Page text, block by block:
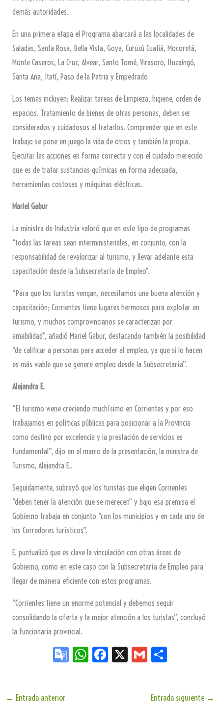
demás autoridades.
En una primera etapa el Programa abarcará a las localidades de
Saladas, Santa Rosa, Bella Vista, Goya, Curuzú Cuatiá, Mocoretá,
Monte Caseros, La Cruz, Alvear, Santo Tomé, Virasoro, Ituzaingó,
Santa Ana, Itatí, Paso de la Patria y Empedrado
Los temas incluyen: Realizar tareas de Limpieza, higiene, orden de
espacios. Tratamiento de bienes de otras personas, deben ser
considerados y cuidadosos al tratarlos. Comprender que en este
trabajo se pone en juego la vida de otros y también la propia.
Ejecutar las acciones en forma correcta y con el cuidado merecido
que es de tratar sustancias químicas en forma adecuada,
herramientas costosas y máquinas eléctricas.
Mariel Gabur
La ministra de Industria valoró que en este tipo de programas
“todas las tareas sean interministeriales, en conjunto, con la
responsabilidad de revalorizar al turismo, y llevar adelante esta
capacitación desde la Subsecretaría de Empleo”.
“Para que los turistas vengan, necesitamos una buena atención y
capacitación; Corrientes tiene lugares hermosos para explotar en
turismo, y muchos comprovincianos se caracterizan por
amabilidad”, añadió Mariel Gabur, destacando también la posibilidad
“de calificar a personas para acceder al empleo, ya que si lo hacen
es más viable que se genere empleo desde la Subsecretaría”.
Alejandra E.
“El turismo viene creciendo muchísimo en Corrientes y por eso
trabajamos en políticas públicas para posicionar a la Provincia
como destino por excelencia y la prestación de servicios es
fundamental”, dijo en el marco de la presentación, la ministra de
Turismo, Alejandra E..
Seguidamente, subrayó que los turistas que eligen Corrientes
“deben tener la atención que se merecen” y bajo esa premisa el
Gobierno trabaja en conjunto “con los municipios y en cada uno de
los Corredores turísticos”.
E. puntualizó que es clave la vinculación con otras áreas de
Gobierno, como en este caso con la Subsecretaría de Empleo para
llegar de manera eficiente con estos programas.
“Corrientes tiene un enorme potencial y debemos seguir
consolidando la oferta y la mejor atención a los turistas”, concluyó
la funcionaria provincial.
Go W
Fa
X
G
← Entrada anterior Entrada siguiente →